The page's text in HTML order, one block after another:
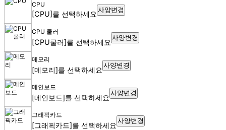
CPU
[CPU]를 선택하세요 사양변경
CPU 쿨러
[CPU쿨러]를 선택하세요
사양변경
메모리
[메모리]를 선택하세요
사양변경
메인보드
[메인보드]를 선택하세요
사양변경
그래픽카드
[그래픽카드]를 선택하세요
사양변경